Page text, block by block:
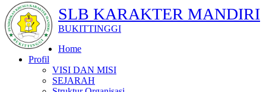
SLB KARAKTER MANDIRI
BUKITTINGGI
Home
Profil
VISI DAN MISI
SEJARAH